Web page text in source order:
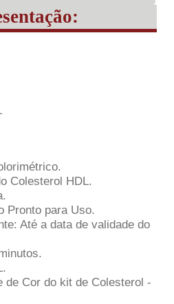
Colesterol HDL.
Pronto para Uso.
Até a data de validade do
de Cor do kit de Colesterol -